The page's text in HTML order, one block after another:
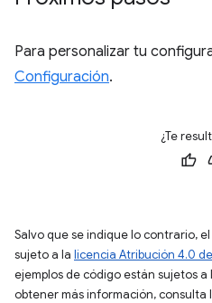
Para personalizar tu
Configuración.
¿Te
Salvo que se indique lo contrario,
sujeto a la licencia Atribución 4.0
ejemplos de código están sujetos a
obtener más información, consulta